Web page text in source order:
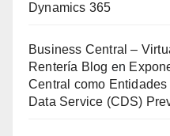
Dynamics 365
Business Central –
Rentería Blog en
Central como
Data Service (CDS)